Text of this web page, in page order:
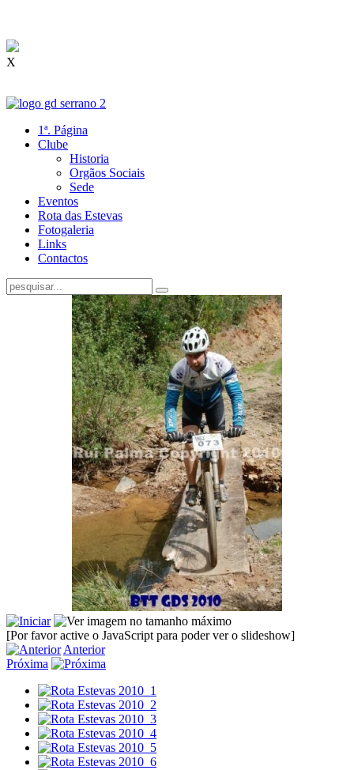
X
1ª. Página
Clube
Historia
Orgãos Sociais
Sede
Eventos
Rota das Estevas
Fotogaleria
Links
Contactos
[Por favor active o JavaScript para poder ver o slideshow]
Anterior
Próxima